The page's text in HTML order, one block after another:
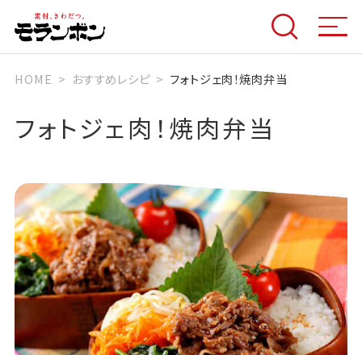
HOME おすすめレシピ フォトジェ肉！焼肉弁当
フォトジェ肉！焼肉弁当